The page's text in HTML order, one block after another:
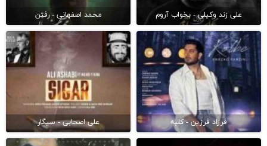
علی زند وکیلی - بخواب آروم محمد اصفهانی - رفتن
فرزاد فرزین - کلبه علی اصحابی - سیگار